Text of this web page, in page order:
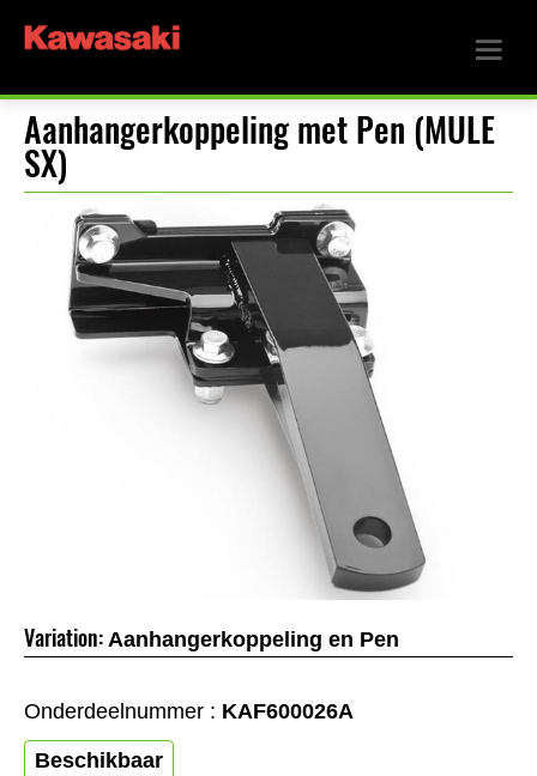
Aanhangerkoppeling met Pen (MULE
SX)
Variation: Aanhangerkoppeling en Pen
Onderdeelnummer : KAF600026A
Beschikbaar